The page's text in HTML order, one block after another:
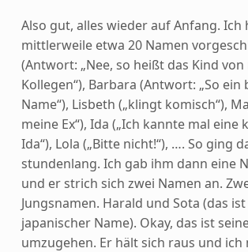
Also gut, alles wieder auf Anfang. Ich
mittlerweile etwa 20 Namen
(Antwort: „Nee, so heißt das Kind
Kollegen“), Barbara (Antwort: „So ein
Name“), Lisbeth („klingt komisch“),
meine Ex“), Ida („Ich kannte mal eine
Ida“), Lola („Bitte nicht!“), …. So ging
stundenlang. Ich gab ihm dann eine
und er strich sich zwei Namen an.
Jungsnamen. Harald und Sota (das
japanischer Name). Okay, das ist
umzugehen. Er hält sich raus und